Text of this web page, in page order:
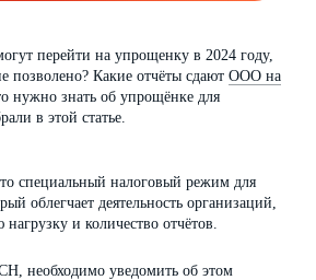
перейти на упрощенку в 2024 году,
позволено? Какие отчёты сдают ООО на
нужно знать об упрощёнке для
в этой статье.
специальный налоговый режим для
облегчает деятельность организаций,
и количество отчётов.
необходимо уведомить об этом